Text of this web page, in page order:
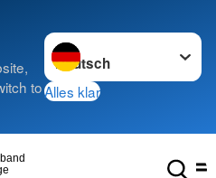
to
Sprache wechseln zu
Alles klar